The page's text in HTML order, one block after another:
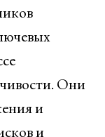
Они
и
и